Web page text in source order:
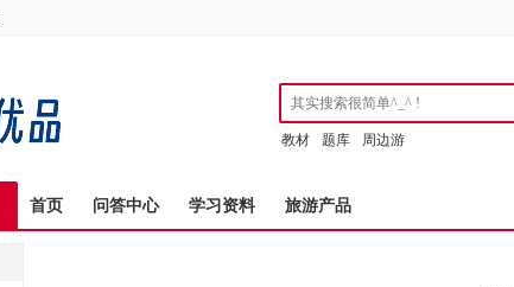
教材 题库 周边游
首页 问答中心 学习资料 旅游产品